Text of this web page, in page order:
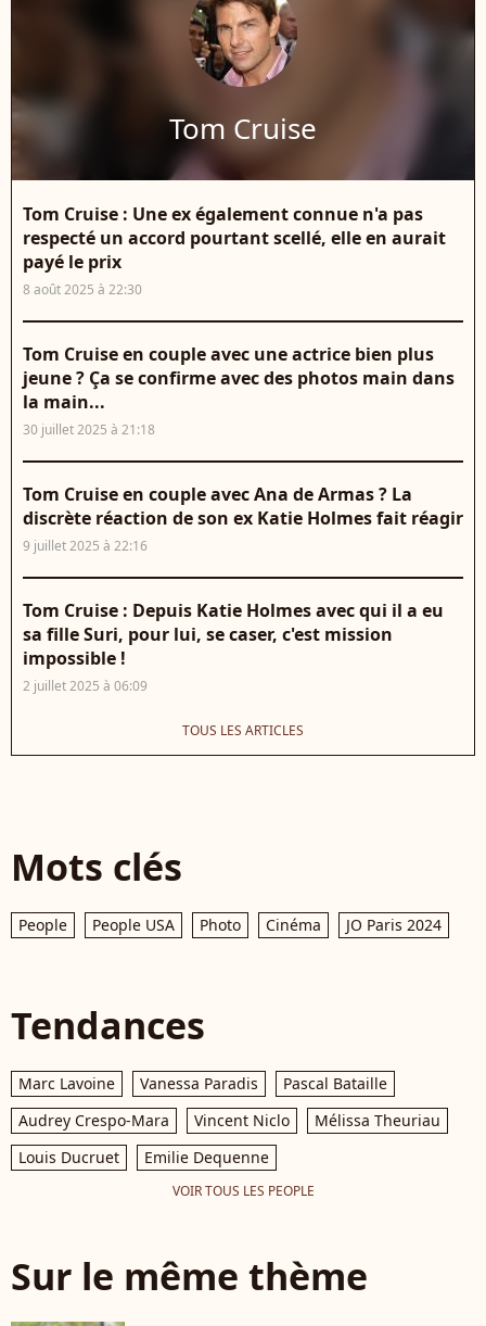
Tom Cruise
Tom Cruise : Une ex également connue n'a pas
respecté un accord pourtant scellé, elle en aurait
payé le prix
8 août 2025 à 22:30
Tom Cruise en couple avec une actrice bien plus
jeune ? Ça se confirme avec des photos main dans
la main...
30 juillet 2025 à 21:18
Tom Cruise en couple avec Ana de Armas ? La
discrète réaction de son ex Katie Holmes fait réagir
9 juillet 2025 à 22:16
Tom Cruise : Depuis Katie Holmes avec qui il a eu
sa fille Suri, pour lui, se caser, c'est mission
impossible !
2 juillet 2025 à 06:09
TOUS LES ARTICLES
Mots clés
People People USA Photo Cinéma JO Paris 2024
Tendances
Marc Lavoine Vanessa Paradis
Pascal Bataille
Audrey Crespo-Mara
Vincent Niclo
Mélissa Theuriau
Louis Ducruet
Emilie Dequenne
VOIR TOUS LES PEOPLE
Sur le même thème